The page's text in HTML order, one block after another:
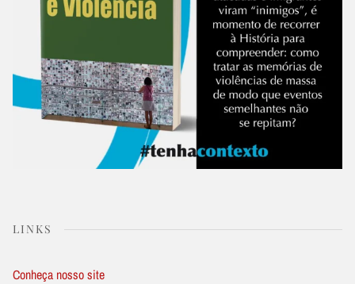
LINKS
Conheça nosso site